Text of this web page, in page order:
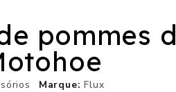
pommes
Marque Flux